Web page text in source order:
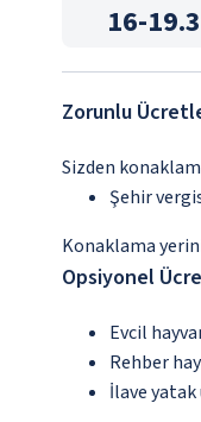
16-
Zorunlu
Sizden
Şehir
Konaklama
Opsiyonel
Evcil
Rehber
İlave yatak